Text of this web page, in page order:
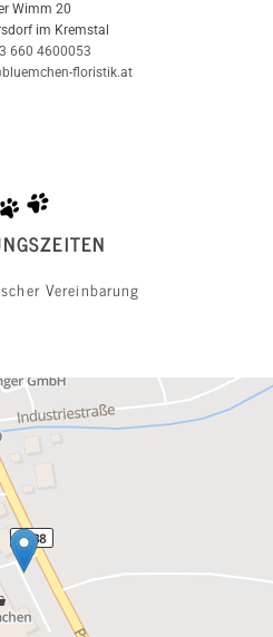
Wimm 20
im Kremstal
660 4600053
floristik.at
Vereinbarung